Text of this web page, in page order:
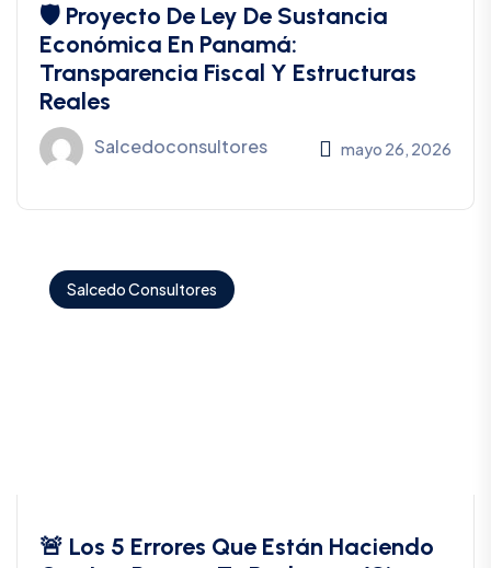
🛡️ Proyecto De Ley De Sustancia
Económica En Panamá:
Transparencia Fiscal Y Estructuras
Reales
Salcedoconsultores mayo 26, 2026
Salcedo Consultores
🚨 Los 5 Errores Que Están Haciendo